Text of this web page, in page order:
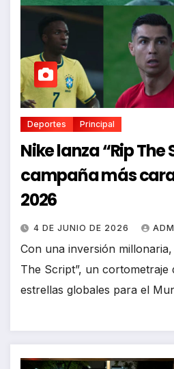
Deportes Principal
Nike lanza “Rip The
campaña más
2026
4 DE JUNIO DE 2026
Con una inversión
The Script”, un cortometraje
estrellas globales para el